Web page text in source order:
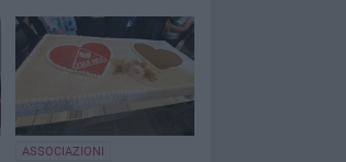
ASSOCIAZIONI